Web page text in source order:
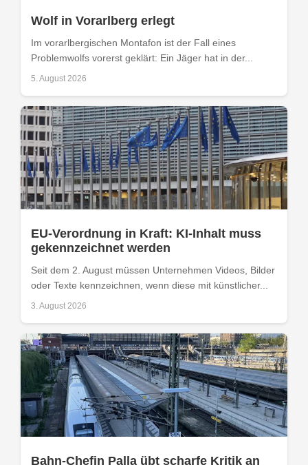
Wolf in Vorarlberg erlegt
Im vorarlbergischen Montafon ist der Fall eines
Problemwolfs vorerst geklärt: Ein Jäger hat in der...
5. August 2026
EU-Verordnung in Kraft: KI-Inhalt muss
gekennzeichnet werden
Seit dem 2. August müssen Unternehmen Videos, Bilder
oder Texte kennzeichnen, wenn diese mit künstlicher...
3. August 2026
Bahn-Chefin Palla übt scharfe Kritik an